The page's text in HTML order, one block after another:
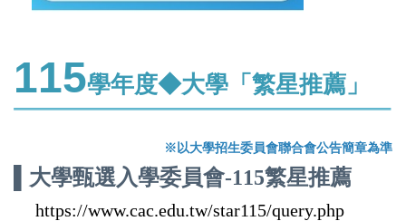
115學年度◆大學「繁星推薦」
※以大學招生委員會聯合會公告簡章為準
大學甄選入學委員會-115繁星推薦
https://www.cac.edu.tw/star115/query.php